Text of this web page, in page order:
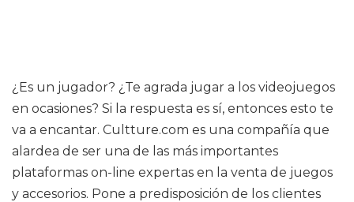
¿Es un jugador? ¿Te agrada jugar a los videojuegos
en ocasiones? Si la respuesta es sí, entonces esto te
va a encantar. Cultture.com es una compañía que
alardea de ser una de las más importantes
plataformas on-line expertas en la venta de juegos
y accesorios. Pone a predisposición de los clientes